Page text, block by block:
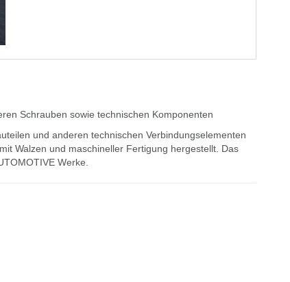
Schrauben sowie technischen Komponenten
und anderen technischen Verbindungselementen
Walzen und maschineller Fertigung hergestellt. Das
Werke.